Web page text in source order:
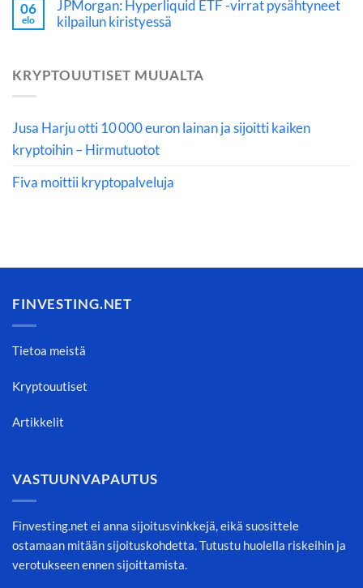
06
elo
JPMorgan: Hyperliquid ETF -virrat pysähtyneet
kilpailun kiristyessä
KRYPTOUUTISET MUUALTA
Jusa Harju otti 10 000 euron lainan ja sijoitti kaiken
kryptoihin – Hirmutuotot
Fiva moittii kryptopalveluja
FINVESTING.NET
Tietoa meistä
Kryptouutiset
Artikkelit
VASTUUNVAPAUTUS
Finvesting.net ei anna sijoitusvinkkejä, eikä suosittele
ostamaan mitään sijoituskohdetta. Tutustu huolella riskeihin ja
verotukseen ennen sijoittamista.